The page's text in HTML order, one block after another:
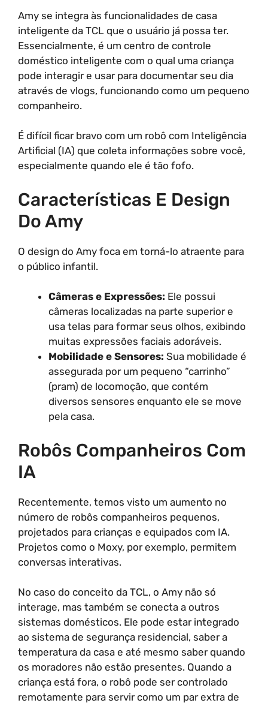
Amy se integra às funcionalidades de casa
inteligente da TCL que o usuário já possa ter.
Essencialmente, é um centro de controle
doméstico inteligente com o qual uma criança
pode interagir e usar para documentar seu dia
através de vlogs, funcionando como um pequeno
companheiro.
É difícil ficar bravo com um robô com Inteligência
Artificial (IA) que coleta informações sobre você,
especialmente quando ele é tão fofo.
Características E Design
Do Amy
O design do Amy foca em torná-lo atraente para
o público infantil.
Câmeras e Expressões: Ele possui
câmeras localizadas na parte superior e
usa telas para formar seus olhos, exibindo
muitas expressões faciais adoráveis.
Mobilidade e Sensores: Sua mobilidade é
assegurada por um pequeno “carrinho”
(pram) de locomoção, que contém
diversos sensores enquanto ele se move
pela casa.
Robôs Companheiros Com
IA
Recentemente, temos visto um aumento no
número de robôs companheiros pequenos,
projetados para crianças e equipados com IA.
Projetos como o Moxy, por exemplo, permitem
conversas interativas.
No caso do conceito da TCL, o Amy não só
interage, mas também se conecta a outros
sistemas domésticos. Ele pode estar integrado
ao sistema de segurança residencial, saber a
temperatura da casa e até mesmo saber quando
os moradores não estão presentes. Quando a
criança está fora, o robô pode ser controlado
remotamente para servir como um par extra de